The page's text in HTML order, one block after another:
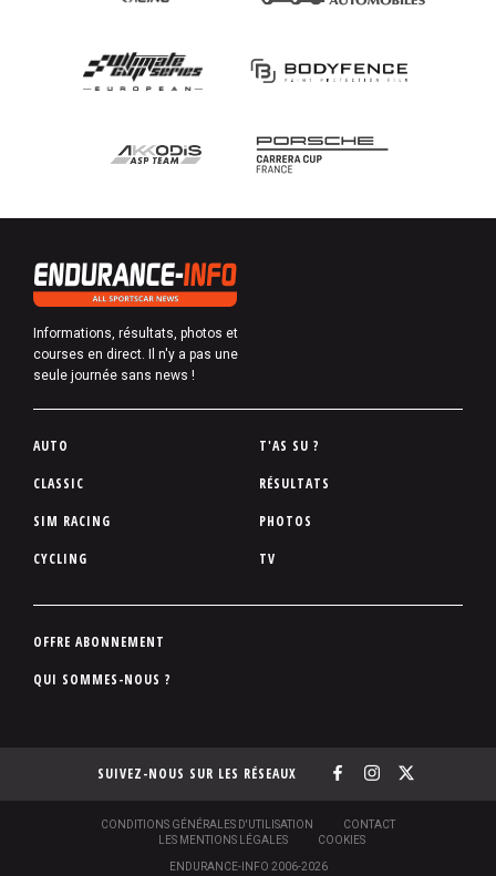
Informations, résultats, photos et
courses en direct. Il n'y a pas une
seule journée sans news !
P
d
d
p
e
AUTO
CLASSIC
SIM RACING
CYCLING
T'AS SU ?
RÉSULTATS
PHOTOS
TV
P
d
p
OFFRE ABONNEMENT
QUI SOMMES-NOUS ?
SUIVEZ-NOUS SUR LES RÉSEAUX
ENDURANCE-INFO 2006-2026
CONDITIONS GÉNÉRALES D'UTILISATION
CONTACT
LES MENTIONS LÉGALES
COOKIES